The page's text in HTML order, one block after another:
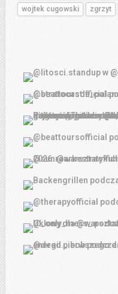
wojtek cugowski
zgrzyt